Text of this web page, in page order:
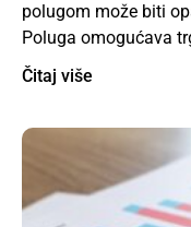
polugom može biti
Poluga omogućava
Čitaj više